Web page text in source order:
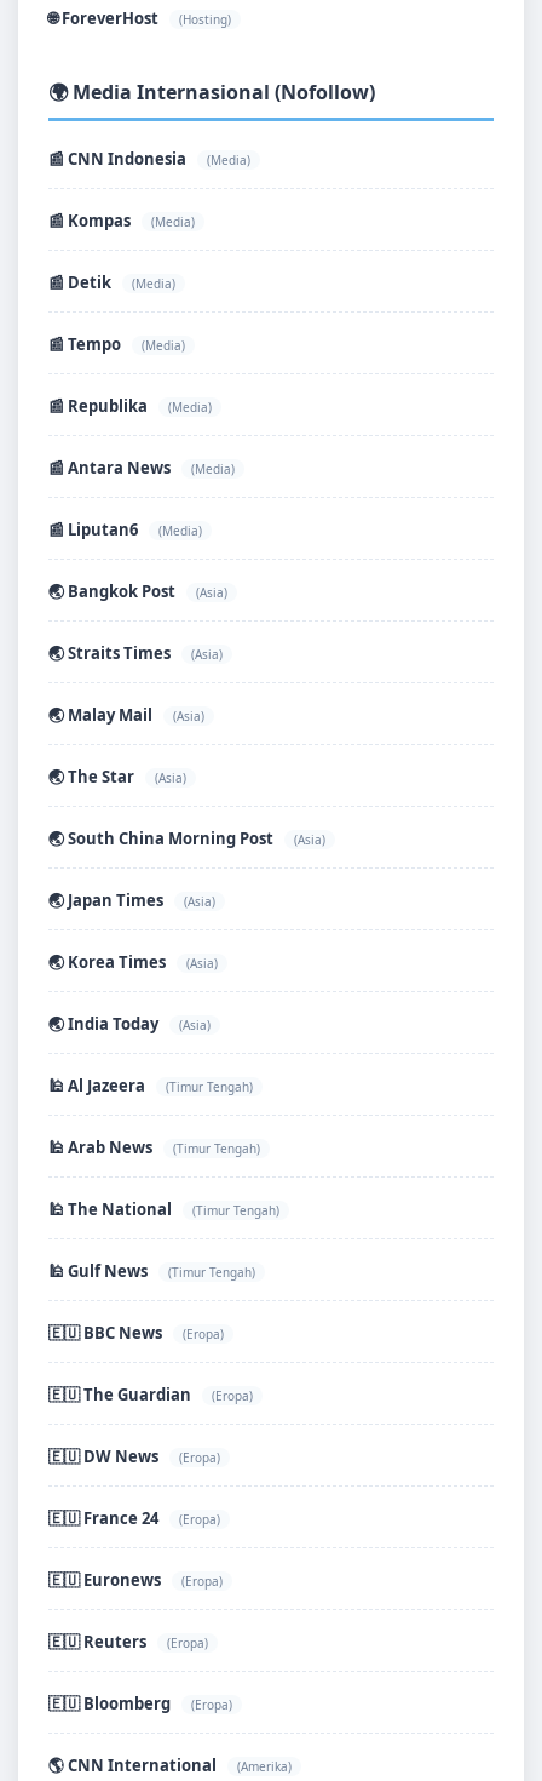
🌐 ForeverHost (Hosting)
🌍 Media Internasional (Nofollow)
📰 CNN Indonesia (Media)
📰 Kompas (Media)
📰 Detik (Media)
📰 Tempo (Media)
📰 Republika (Media)
📰 Antara News (Media)
📰 Liputan6 (Media)
🌏 Bangkok Post (Asia)
🌏 Straits Times (Asia)
🌏 Malay Mail (Asia)
🌏 The Star (Asia)
🌏 South China Morning Post (Asia)
🌏 Japan Times (Asia)
🌏 Korea Times (Asia)
🌏 India Today (Asia)
🕌 Al Jazeera (Timur Tengah)
🕌 Arab News (Timur Tengah)
🕌 The National (Timur Tengah)
🕌 Gulf News (Timur Tengah)
🇪🇺 BBC News (Eropa)
🇪🇺 The Guardian (Eropa)
🇪🇺 DW News (Eropa)
🇪🇺 France 24 (Eropa)
🇪🇺 Euronews (Eropa)
🇪🇺 Reuters (Eropa)
🇪🇺 Bloomberg (Eropa)
🌎 CNN International (Amerika)